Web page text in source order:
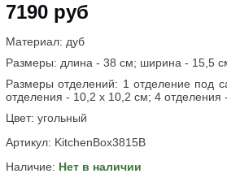
7190 руб
Материал: дуб
Размеры: длина - 38 см; ширина - 15,5
Размеры отделений: 1 отделение под
отделения - 10,2 х 10,2 см; 4 отделения
Цвет: угольный
Артикул: KitchenBox3815B
Наличие: Нет в наличии